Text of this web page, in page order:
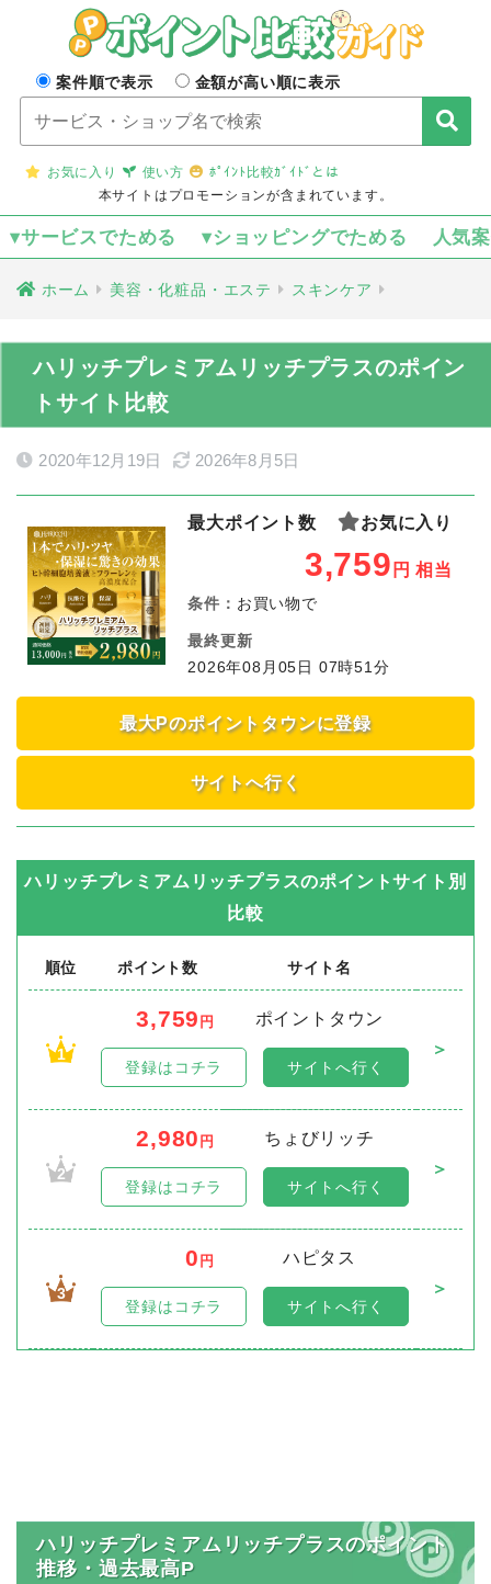
案件順で表示 金額が高い順に表示
お気に入り 使い方
ﾎﾟｲﾝﾄ比較ｶﾞｲﾄﾞとは
本サイトはプロモーションが含まれています。
▾サービスでためる ▾ショッピングでためる 人気
ホーム 美容・化粧品・エステ スキンケア
ハリッチプレミアムリッチプラスのポイン
トサイト比較
2020年12月19日 2026年8月5日
最大ポイント数 お気に入り
3,759 円 相当
条件： お買い物で
最終更新
2026年08月05日 07時51分
最大Pのポイントタウンに登録
サイトへ行く
ハリッチプレミアムリッチプラスのポイントサイト別
比較
順位 ポイント数 サイト名
1
3,759 円
ポイントタウン
＞
登録はコチラ サイトへ行く
2
2,980 円
ちょびリッチ
＞
登録はコチラ サイトへ行く
3
0 円
ハピタス
＞
登録はコチラ サイトへ行く
ハリッチプレミアムリッチプラスのポイント
推移・過去最高P